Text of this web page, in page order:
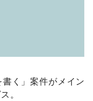
く」案件がメイン
。